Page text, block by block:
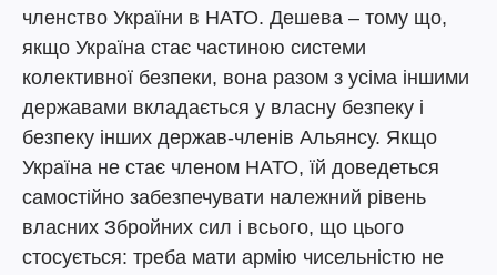
членство України в НАТО. Дешева – тому що,
якщо Україна стає частиною системи
колективної безпеки, вона разом з усіма іншими
державами вкладається у власну безпеку і
безпеку інших держав-членів Альянсу. Якщо
Україна не стає членом НАТО, їй доведеться
самостійно забезпечувати належний рівень
власних Збройних сил і всього, що цього
стосується: треба мати армію чисельністю не